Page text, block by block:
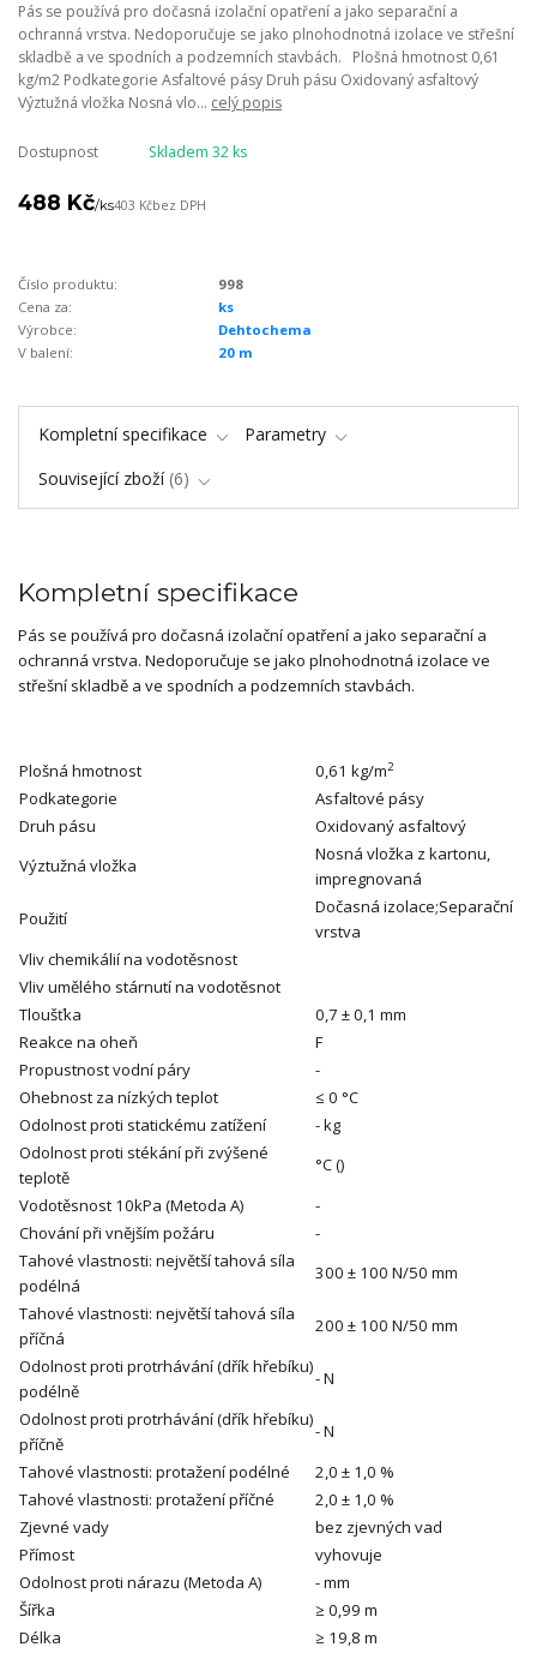
Pás se používá pro dočasná izolační opatření a jako separační a
ochranná vrstva. Nedoporučuje se jako plnohodnotná izolace ve střešní
skladbě a ve spodních a podzemních stavbách. Plošná hmotnost 0,61
kg/m2 Podkategorie Asfaltové pásy Druh pásu Oxidovaný asfaltový
Výztužná vložka Nosná vlo... celý popis
Dostupnost Skladem 32 ks
488 Kč/ks403 Kčbez DPH
Číslo produktu:
998
Cena za:
ks
Výrobce:
Dehtochema
V balení:
20 m
Kompletní specifikace
Parametry
Související zboží 6
Kompletní specifikace
Pás se používá pro dočasná izolační opatření a jako separační a
ochranná vrstva. Nedoporučuje se jako plnohodnotná izolace ve
střešní skladbě a ve spodních a podzemních stavbách.
Plošná hmotnost 0,61 kg/m2
Podkategorie
Asfaltové pásy
Druh pásu
Oxidovaný asfaltový
Výztužná vložka
Nosná vložka z kartonu,
impregnovaná
Použití
Dočasná izolace;Separační
vrstva
Vliv chemikálií na vodotěsnost
Vliv umělého stárnutí na vodotěsnot
Tloušťka
0,7 ± 0,1 mm
Reakce na oheň
F
Propustnost vodní páry
-
Ohebnost za nízkých teplot
≤ 0 °C
Odolnost proti statickému zatížení
- kg
Odolnost proti stékání při zvýšené
teplotě
°C()
Vodotěsnost 10kPa (Metoda A)
-
Chování při vnějším požáru
-
Tahové vlastnosti: největší tahová síla
podélná
300 ± 100 N/50 mm
Tahové vlastnosti: největší tahová síla
příčná
200 ± 100 N/50 mm
Odolnost proti protrhávání (dřík hřebíku)
podélně
- N
Odolnost proti protrhávání (dřík hřebíku)
příčně
- N
Tahové vlastnosti: protažení podélné
2,0 ± 1,0 %
Tahové vlastnosti: protažení příčné
2,0 ± 1,0 %
Zjevné vady
bez zjevných vad
Přímost
vyhovuje
Odolnost proti nárazu (Metoda A)
- mm
Šířka
≥ 0,99 m
Délka
≥ 19,8 m